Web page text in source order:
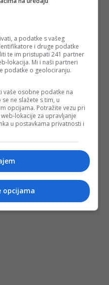
a podatke s vašeg
i druge podatke
te im pristupati 241 partner
lokacija. Mi i naši partneri
podatke o geolociranju.
vaše osobne podatke na
ne slažete s tim, u
opcijama. Potražite vezu pri
lokacije za upravljanje
u postavkama privatnosti i
opcijama